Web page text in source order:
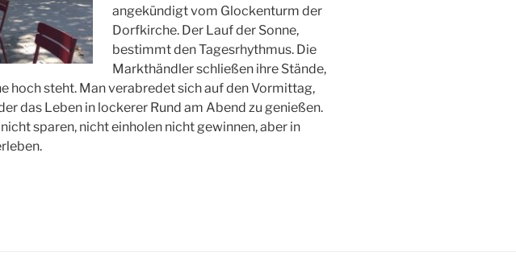
angekündigt vom Glockenturm der
Dorfkirche. Der Lauf der Sonne,
bestimmt den Tagesrhythmus. Die
Markthändler schließen ihre Stände,
hoch steht. Man verabredet sich auf den Vormittag,
das Leben in lockerer Rund am Abend zu genießen.
sparen, nicht einholen nicht gewinnen, aber in